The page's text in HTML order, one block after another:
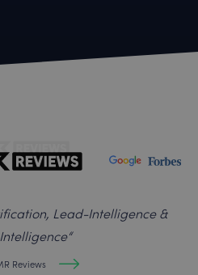
Lead-Intelligence &
“
Reviews